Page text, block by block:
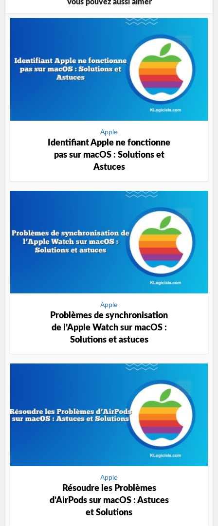
Vous pouvez aussi aimer
Apple
Identifiant Apple ne fonctionne
pas sur macOS : Solutions et
Astuces
Apple
Problèmes de synchronisation
de l’Apple Watch sur macOS :
Solutions et astuces
Apple
Résoudre les Problèmes
d’AirPods sur macOS : Astuces
et Solutions